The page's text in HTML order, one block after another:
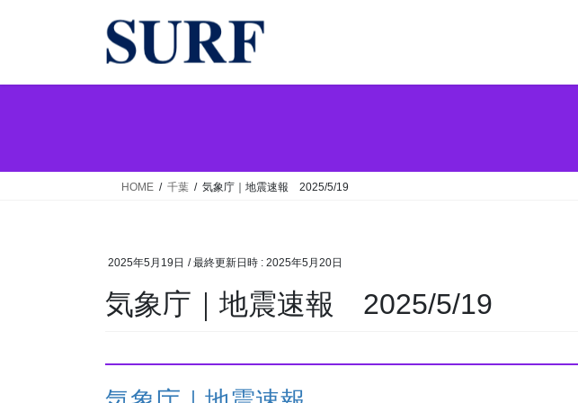
HOME 千葉 気象庁｜地震速報 2025/5/19
2025年5月19日 / 最終更新日時 : 2025年5月20日
気象庁｜地震速報 2025/5/19